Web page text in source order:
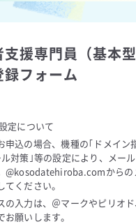
支援専門員（基本
録フォーム
定について
申込の場合、機種の｢ドメイン
対策｣等の設定により、メー
@kosodatehiroba.comからの
ください。
の入力は、＠マークやピリオ
願いします。